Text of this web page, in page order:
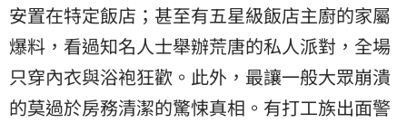
安置在特定飯店；甚至有五星級飯店主廚的家屬
爆料，看過知名人士舉辦荒唐的私人派對，全場
只穿內衣與浴袍狂歡。此外，最讓一般大眾崩潰
的莫過於房務清潔的驚悚真相。有打工族出面警